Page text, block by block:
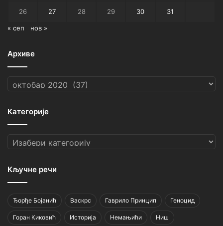
26 27 28 29 30 31
« сеп нов »
Архиве
Категорије
Категорије
Кључне речи
Ђорђе Бојанић Васкрс Гаврило Принцип Геноцид
Горан Киковић Историја Немањићи Ниш